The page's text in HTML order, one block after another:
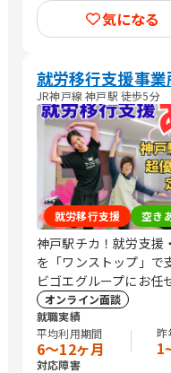
気になる
就労移行支援事
JR神戸線 神戸駅 徒歩5分
就労移行支援 空き
神戸駅チカ！就労支援
を「ワンストップ」で
ビゴエグループにお任
オンライン面談
就職実績
平均利用期間
6〜12ヶ月
昨
対応障害